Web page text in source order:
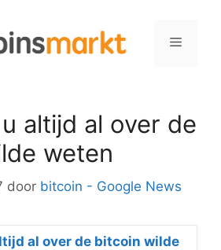
Menu
altijd al over de
weten
door bitcoin - Google News
al over de bitcoin wilde